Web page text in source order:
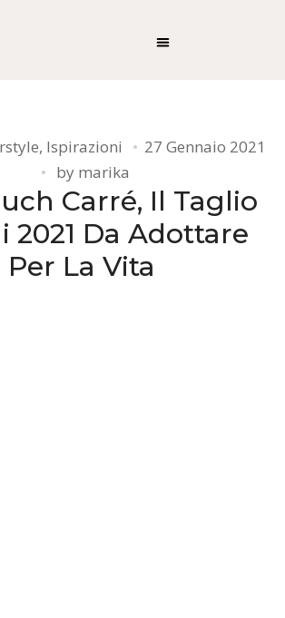
, Ispirazioni
27 Gennaio 2021
by marika
Carré, Il Taglio
2021 Da Adottare
Per La Vita